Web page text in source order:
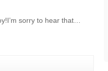
sorry to hear that…